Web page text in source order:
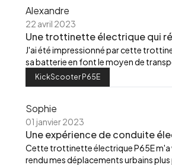
Alexandre
22 avril 2023
Une trottinette électrique qui
J'ai été impressionné par cette
sa batterie en font le moyen de
KickScooter P65E
Sophie
01 janvier 2023
Une expérience de conduite
Cette trottinette électrique P65E
rendu mes déplacements urbains